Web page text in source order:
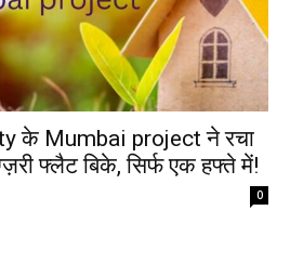
के Mumbai project ने रचा
फ्लैट बिके, सिर्फ एक हफ्ते में!
0